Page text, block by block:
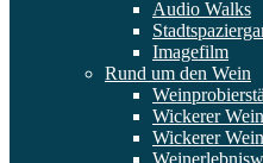
Audio Walks
Imagefilm
Rund um den Wein
Wickerer
Wickerer